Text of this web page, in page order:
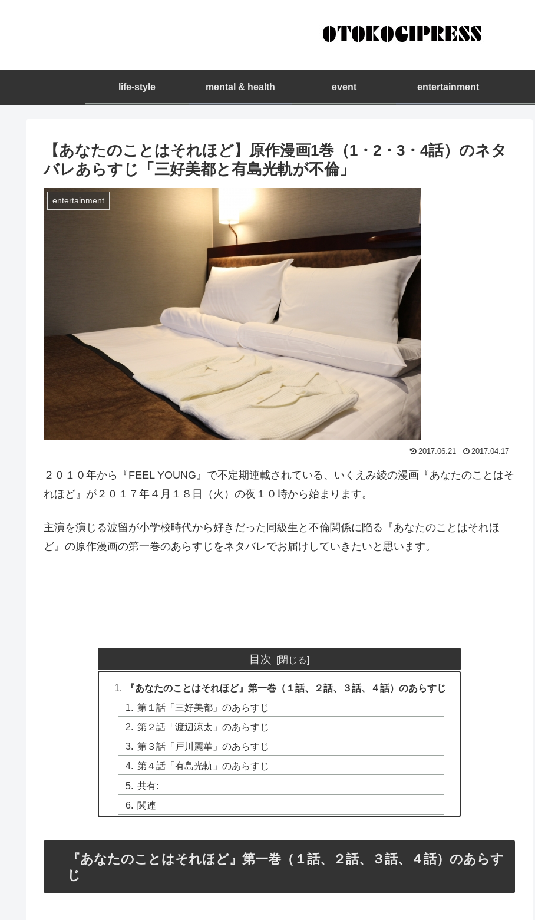
life-style mental & health event entertainment
【あなたのことはそれほど】原作漫画1巻（1・2・3・4話）のネタ
バレあらすじ「三好美都と有島光軌が不倫」
entertainment
2017.06.21 2017.04.17
２０１０年から『FEEL YOUNG』で不定期連載されている、いくえみ綾の漫画『あなたのことはそ
れほど』が２０１７年４月１８日（火）の夜１０時から始まります。
主演を演じる波留が小学校時代から好きだった同級生と不倫関係に陥る『あなたのことはそれほ
ど』の原作漫画の第一巻のあらすじをネタバレでお届けしていきたいと思います。
目次
『あなたのことはそれほど』第一巻（１話、２話、３話、４話）のあらすじ
第１話「三好美都」のあらすじ
第２話「渡辺涼太」のあらすじ
第３話「戸川麗華」のあらすじ
第４話「有島光軌」のあらすじ
共有:
関連
『あなたのことはそれほど』第一巻（１話、２話、３話、４話）のあらす
じ